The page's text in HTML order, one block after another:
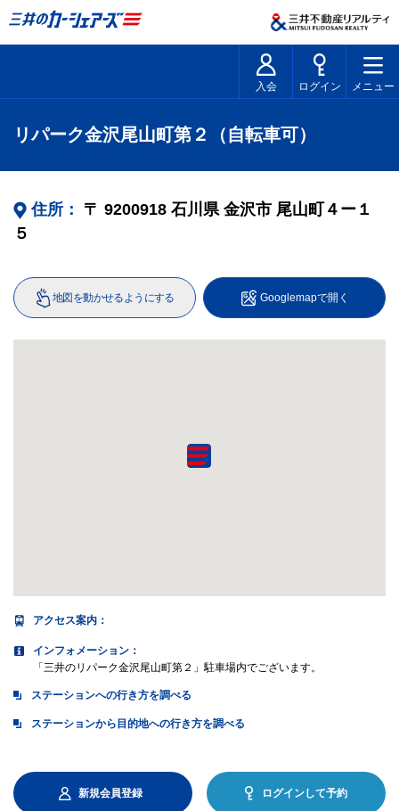
入会 ログイン メニュー
リパーク金沢尾山町第２（自転車可）
住所： 〒 9200918 石川県 金沢市 尾山町４ー１
５
地図を動かせるようにする Googlemapで開く
アクセス案内 ：
インフォメーション：
「三井のリパーク金沢尾山町第２」駐車場内でございます。
ステーションへの行き方を調べる
ステーションから目的地への行き方を調べる
新規会員登録 ログインして予約